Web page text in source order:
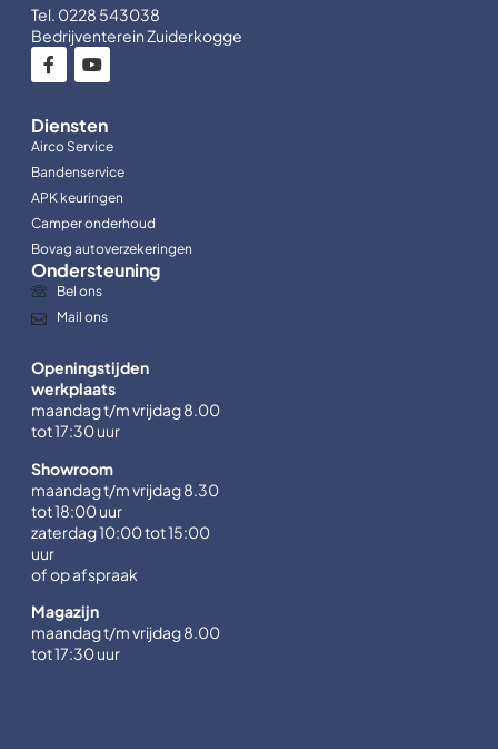
Tel. 0228 543038
Bedrijventerein Zuiderkogge
Diensten
Airco Service
Bandenservice
APK keuringen
Camper onderhoud
Bovag autoverzekeringen
Ondersteuning
Bel ons
Mail ons
Openingstijden
werkplaats
maandag t/m vrijdag 8.00
tot 17:30 uur
Showroom
maandag t/m vrijdag 8.30
tot 18:00 uur
zaterdag 10:00 tot 15:00
uur
of op afspraak
Magazijn
maandag t/m vrijdag 8.00
tot 17:30 uur